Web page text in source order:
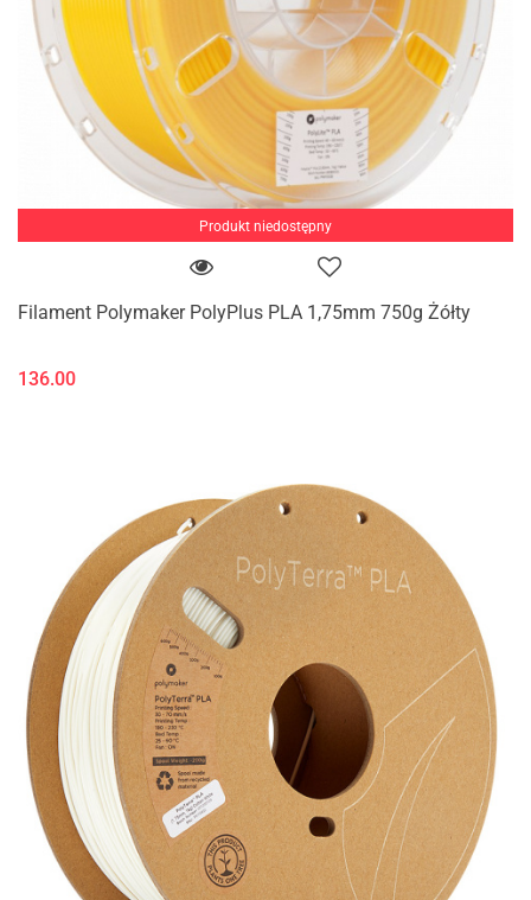
Produkt niedostępny
Filament Polymaker PolyPlus PLA 1,75mm 750g Żółty
136.00